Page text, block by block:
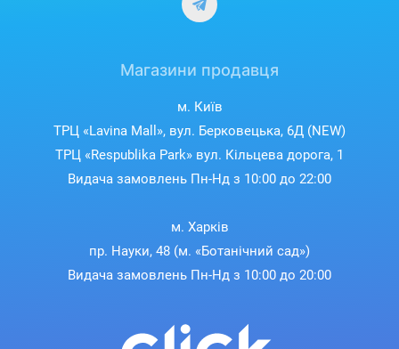
Магазини продавця
м. Київ
ТРЦ «Lavina Mall», вул. Берковецька, 6Д (NEW)
ТРЦ «Respublika Park» вул. Кільцева дорога, 1
Видача замовлень Пн-Нд з 10:00 до 22:00
м. Харків
пр. Науки, 48 (м. «Ботанічний сад»)
Видача замовлень Пн-Нд з 10:00 до 20:00